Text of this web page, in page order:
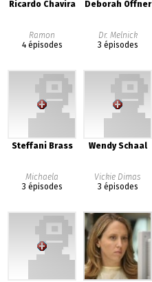
Ricardo Chavira
Ramon
4 épisodes
Deborah Offner
Dr. Melnick
3 épisodes
Steffani Brass
Michaela
3 épisodes
Wendy Schaal
Vickie Dimas
3 épisodes